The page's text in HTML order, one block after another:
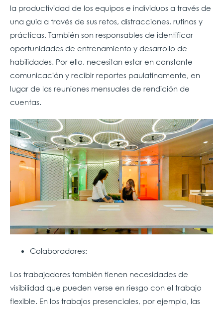
la productividad de los equipos e individuos a través de
una guía a través de sus retos, distracciones, rutinas y
prácticas. También son responsables de identificar
oportunidades de entrenamiento y desarrollo de
habilidades. Por ello, necesitan estar en constante
comunicación y recibir reportes paulatinamente, en
lugar de las reuniones mensuales de rendición de
cuentas.
Colaboradores:
Los trabajadores también tienen necesidades de
visibilidad que pueden verse en riesgo con el trabajo
flexible. En los trabajos presenciales, por ejemplo, las